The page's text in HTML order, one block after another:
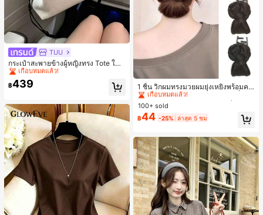
TUU
กระเป๋าสะพายข้างผู้หญิงทรง Tote ใบเ
ล็ก สไตล์วินเทจ ผิวด้าน คอลเลกชันให
ม่ฤดูร้อน 2026 สำหรับเดินทางไปทำงา
น แมตช์ง่าย
#1 ขายดี
เกือบหมดแล้ว!
#1 ขายดี
เกือบหมดแล้ว!
#1 ขายดี
เกือบหมดแล้ว!
เกือบหมดแล้ว!
฿439
1 ชิ้น วิกผมทรงมวยผมยุ่งเหยิงพร้อมคลิ
ปหนีบผม, คลิปหนีบผมสังเคราะห์ที่ได้รั
บการอัปเกรดแฟชั่น, วิกผมเส้นใยทนคว
ามร้อนสูงที่ออกแบบมาสำหรับผู้หญิง, ใ
ช้งานง่ายโดยไม่ต้องใช้เครื่องมือ, เหมา
สมบูรณ์แบบสำหรับผู้หญิง คลิปหนีบผม
คลิปหนีบผมสบายๆ แฟชั่นผม คลิปหนีบ
ผมหรูหรา ฤดูร้อน ชายหาด วันหยุด
#3 ขายดี
ใน เส้นใยสังเคราะห์ เครื่องประดับผมผู้หญิง
เกือบหมดแล้ว!
#3 ขายดี
เกือบหมดแล้ว!
#3 ขายดี
เกือบหมดแล้ว!
#3 ขายดี
ใน เส้นใยสังเคราะห์ เครื่องประดับผมผู้หญิง
100+ sold
฿44 -25% ล่าสุด 5 ชม